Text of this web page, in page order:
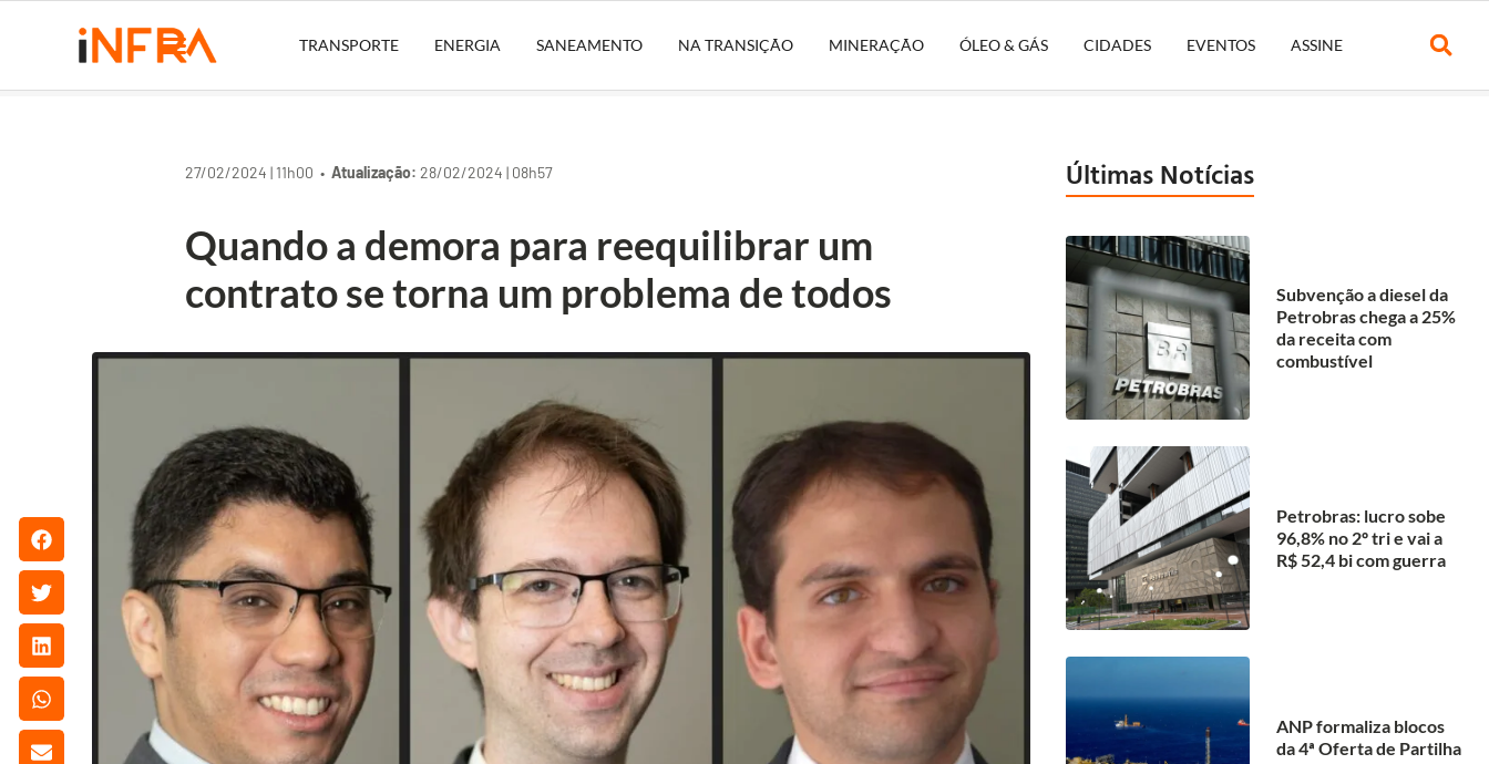
TRANSPORTE ENERGIA SANEAMENTO NA TRANSIÇÃO MINERAÇÃO ÓLEO & GÁS CIDADES EVENTOS ASSINE
27/02/2024 | 11h00 •Atualização: 28/02/2024 | 08h57
Quando a demora para reequilibrar um
contrato se torna um problema de todos
Últimas Notícias
Subvenção a diesel da
Petrobras chega a 25%
da receita com
combustível
Petrobras: lucro sobe
96,8% no 2º tri e vai a
R$ 52,4 bi com guerra
ANP formaliza blocos
da 4ª Oferta de Partilha